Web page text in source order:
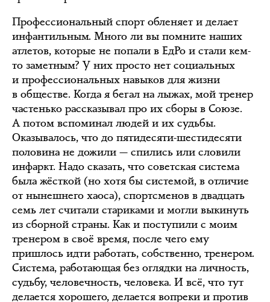
Профессиональный спорт обленяет и делает
инфантильным. Много ли вы помните наших
атлетов, которые не попали в ЕдРо и стали кем-
то заметным? У них просто нет социальных
и профессиональных навыков для жизни
в обществе. Когда я бегал на лыжах, мой тренер
частенько рассказывал про их сборы в Союзе.
А потом вспоминал людей и их судьбы.
Оказывалось, что до пятидесяти-шестидесяти
половина не дожили — спились или словили
инфаркт. Надо сказать, что советская система
была жёсткой (но хотя бы системой, в отличие
от нынешнего хаоса), спортсменов в двадцать
семь лет считали стариками и могли выкинуть
из сборной страны. Как и поступили с моим
тренером в своё время, после чего ему
пришлось идти работать, собственно, тренером.
Система, работающая без оглядки на личность,
судьбу, человечность, человека. И всё, что тут
делается хорошего, делается вопреки и против